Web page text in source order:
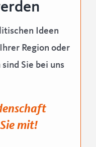
Ideen
Region oder
Sie bei uns
mit!